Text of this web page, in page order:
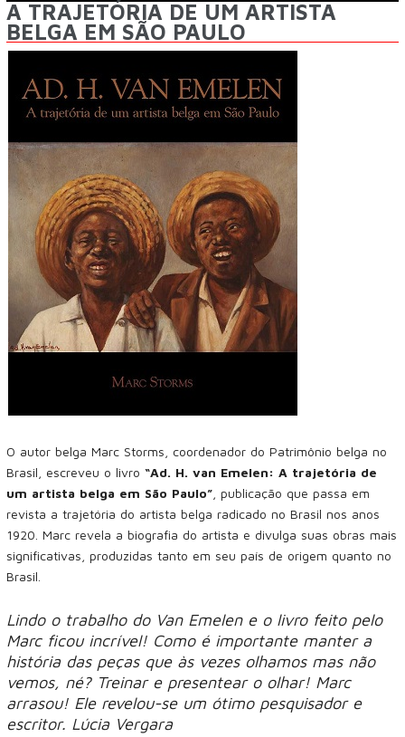
A TRAJETÓRIA DE UM ARTISTA
BELGA EM SÃO PAULO
O autor belga Marc Storms, coordenador do Patrimônio belga no
Brasil, escreveu o livro “Ad. H. van Emelen: A trajetória de
um artista belga em São Paulo” , publicação que passa em
revista a trajetória do artista belga radicado no Brasil nos anos
1920. Marc revela a biografia do artista e divulga suas obras mais
significativas, produzidas tanto em seu país de origem quanto no
Brasil.
Lindo o trabalho do Van Emelen e o livro feito pelo
Marc ficou incrível! Como é importante manter a
história das peças que às vezes olhamos mas não
vemos, né? Treinar e presentear o olhar! Marc
arrasou! Ele revelou-se um ótimo pesquisador e
escritor. Lúcia Vergara